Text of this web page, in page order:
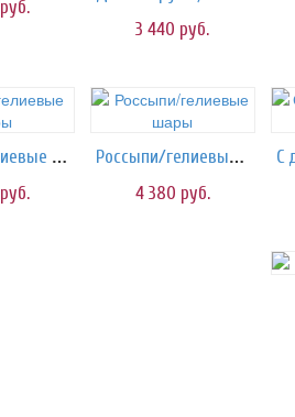
руб.
3 440 руб.
Небеса/гелиевые шары
руб.
Россыпи/гелиевые шары
4 380 руб.